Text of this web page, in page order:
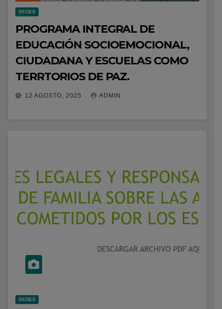
SEDES
PROGRAMA INTEGRAL DE
EDUCACIÓN SOCIOEMOCIONAL,
CIUDADANA Y ESCUELAS COMO
TERRTORIOS DE PAZ.
12 AGOSTO, 2025 ADMIN
SEDES